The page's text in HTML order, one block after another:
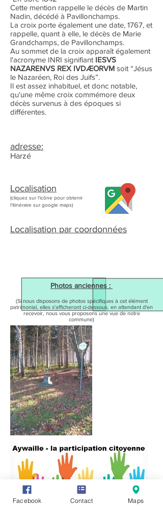
Cette mention rappelle le décès de Martin
Nadin, décédé à Pavillonchamps.
La croix porte également une date, 1767, et
rappelle, quant à elle, le décès de Marie
Grandchamps, de Pavillonchamps.
Au sommet de la croix apparaît également
l'acronyme INRI signifiant IESVS
NAZARENVS REX IVDÆORVM soit “Jésus
le Nazaréen, Roi des Juifs”.
Il est assez inhabituel, et donc notable,
qu'une même croix commémore deux
décès survenus à des époques si
différentes.
adresse:
Harzé
Localisation
(cliquez sur l'icône pour obtenir
l'itinéraire sur google maps)
Localisation par coordonnées
Photos anciennes :
(Si nous disposons de photos spécifiques à cet élément
patrimonial, elles s'afficheront ci-dessous, en attendant d'en
recevoir, nous vous proposons une vue de notre
commune)
Facebook Contact Maps